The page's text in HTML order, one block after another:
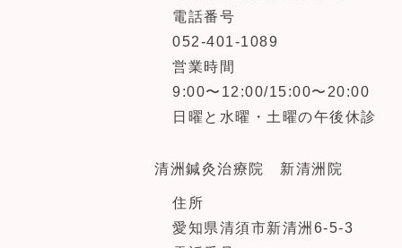
電話番号
052-401-1089
営業時間
9:00〜12:00/15:00〜20:00
日曜と水曜・土曜の午後休診
清洲鍼灸治療院 新清洲院
住所
愛知県清須市新清洲6-5-3